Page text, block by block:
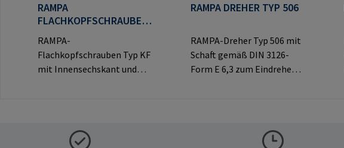
RAMPA
FLACHKOPFSCHRAUBEN
RAMPA-
Flachkopfschrauben Typ KF
mit Innensechskant und
& Co. KG Auf der Heide 8
RAMPA DREHER TYP 506
RAMPA-Dreher Typ 506 mit
Schaft gemäß DIN 3126-
Form E 6,3 zum Eindrehen
verwenden.Herstellerinfor